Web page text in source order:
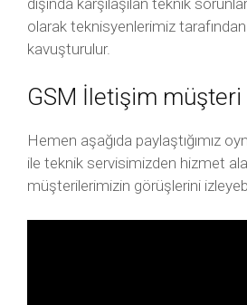
dışında karşılaşılan teknik
olarak teknisyenlerimiz
kavuşturulur.
GSM İletişim müşteri
Hemen aşağıda paylaştığımız
ile teknik servisimizden hizmet
müşterilerimizin görüşlerini